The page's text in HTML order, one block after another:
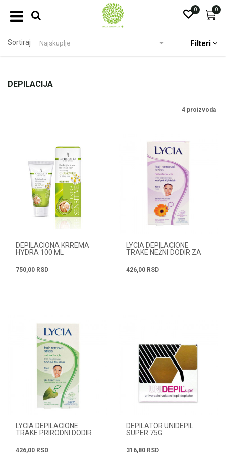
0
0
DEPILACIJA
Sortiraj Filteri
4 proizvoda
DEPILACIONA KRREMA
HYDRA 100 ML
750,00 RSD
LYCIA DEPILACIONE
TRAKE NEŽNI DODIR ZA
426,00 RSD
LYCIA DEPILACIONE
TRAKE PRIRODNI DODIR
426,00 RSD
DEPILATOR UNIDEPIL
SUPER 75G
316,80 RSD